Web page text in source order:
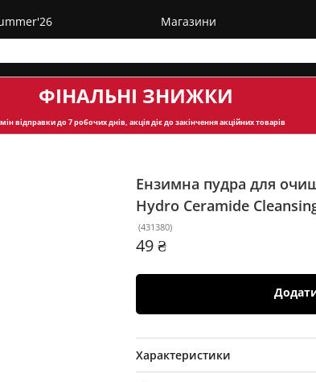
Магазини
ФІНАЛЬНІ ЗНИЖКИ
відправкидо 7 робочих днів, акція діє до закінчення акційних товарів
Ензимна пудра для
Hydro Ceramide
(431380)
49 ₴
Характеристики